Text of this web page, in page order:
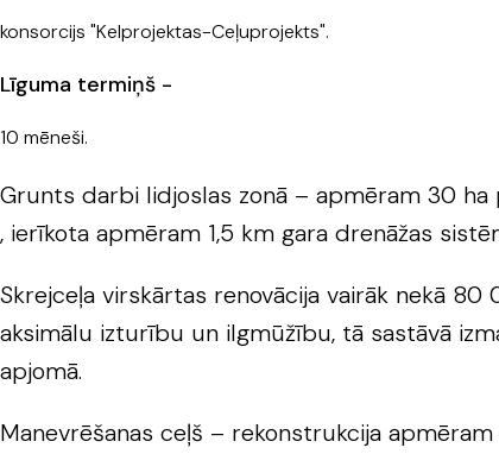
konsorcijs "Kelprojektas-Ceļuprojekts".
Līguma termiņš -
10 mēneši.
Grunts darbi lidjoslas zonā – apmēram 30
, ierīkota apmēram 1,5 km gara drenāžas
Skrejceļa virskārtas renovācija vairāk nekā
aksimālu izturību un ilgmūžību, tā sastāvā
apjomā.
Manevrēšanas ceļš – rekonstrukcija